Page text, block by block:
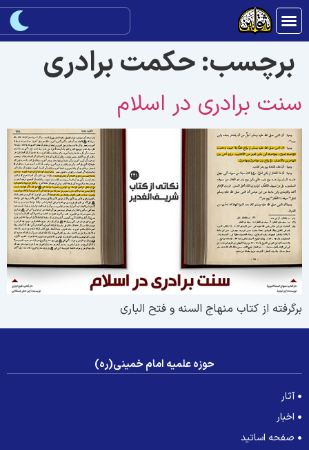
برچسب:حکمت برادری
برادری در اسلام
از کتاب منهاج السنه و فتح الباری
حوزه علمیه امام خمینی(ره)
آثار
اخبار
صفحه اساتید